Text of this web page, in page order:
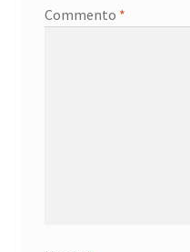
Commento *